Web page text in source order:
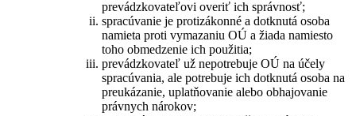
prevádzkovateľovi overiť ich správnosť;
spracúvanie je protizákonné a dotknutá osoba
namieta proti vymazaniu OÚ a žiada namiesto
toho obmedzenie ich použitia;
prevádzkovateľ už nepotrebuje OÚ na účely
spracúvania, ale potrebuje ich dotknutá osoba na
preukázanie, uplatňovanie alebo obhajovanie
právnych nárokov;